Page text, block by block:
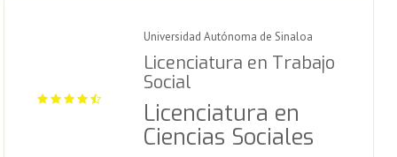
Universidad Autónoma de Sinaloa
Licenciatura en Trabajo
Social
Licenciatura en
Ciencias Sociales